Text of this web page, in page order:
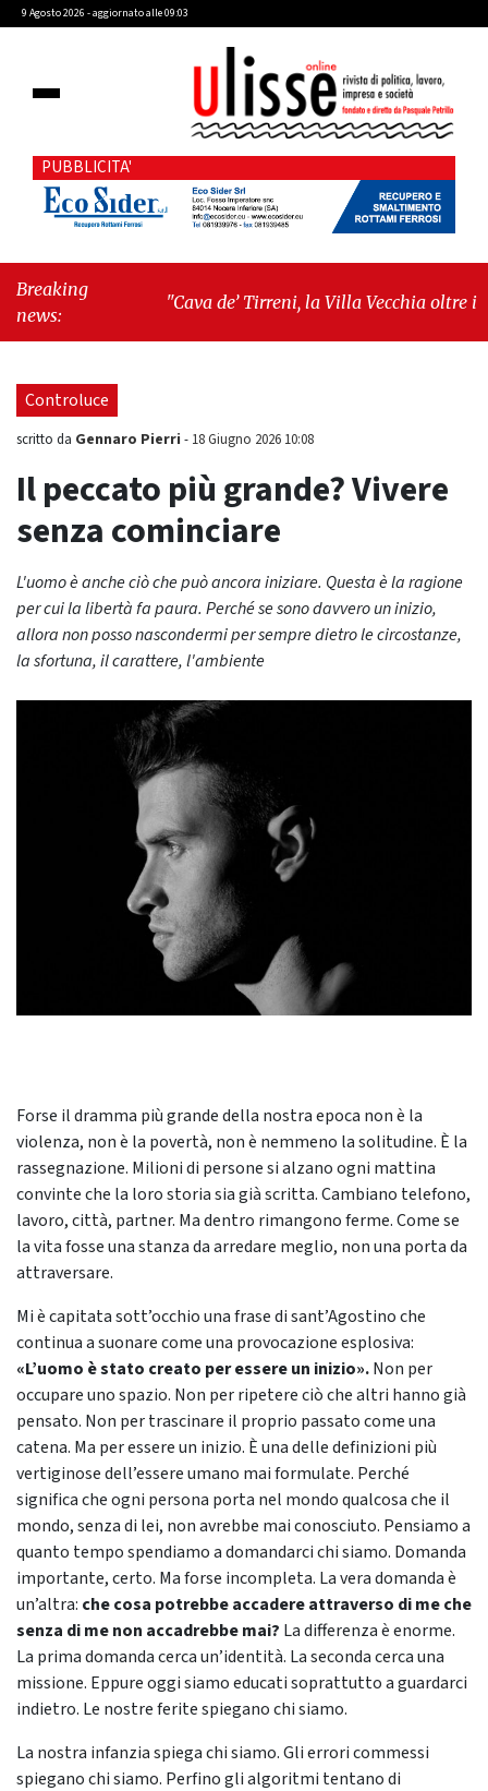
9 Agosto 2026 - aggiornato alle 09:03
PUBBLICITA'
Breaking
news:
"Cava de’ Tirreni, la Villa Vecchia oltre i
seduta consiliare: “Serve chiarezza!”"
Controluce
scritto da Gennaro Pierri - 18 Giugno 2026 10:08
Il peccato più grande? Vivere
senza cominciare
L'uomo è anche ciò che può ancora iniziare. Questa è la ragione
per cui la libertà fa paura. Perché se sono davvero un inizio,
allora non posso nascondermi per sempre dietro le circostanze,
la sfortuna, il carattere, l'ambiente
Forse il dramma più grande della nostra epoca non è la
violenza, non è la povertà, non è nemmeno la solitudine. È la
rassegnazione. Milioni di persone si alzano ogni mattina
convinte che la loro storia sia già scritta. Cambiano telefono,
lavoro, città, partner. Ma dentro rimangono ferme. Come se
la vita fosse una stanza da arredare meglio, non una porta da
attraversare.
Mi è capitata sott’occhio una frase di sant’Agostino che
continua a suonare come una provocazione esplosiva:
«L’uomo è stato creato per essere un inizio».Non per
occupare uno spazio. Non per ripetere ciò che altri hanno già
pensato. Non per trascinare il proprio passato come una
catena. Ma per essere un inizio. È una delle definizioni più
vertiginose dell’essere umano mai formulate. Perché
significa che ogni persona porta nel mondo qualcosa che il
mondo, senza di lei, non avrebbe mai conosciuto. Pensiamo a
quanto tempo spendiamo a domandarci chi siamo. Domanda
importante, certo. Ma forse incompleta. La vera domanda è
un’altra: che cosa potrebbe accadere attraverso di me che
senza di me non accadrebbe mai? La differenza è enorme.
La prima domanda cerca un’identità. La seconda cerca una
missione. Eppure oggi siamo educati soprattutto a guardarci
indietro. Le nostre ferite spiegano chi siamo.
La nostra infanzia spiega chi siamo. Gli errori commessi
spiegano chi siamo. Perfino gli algoritmi tentano di